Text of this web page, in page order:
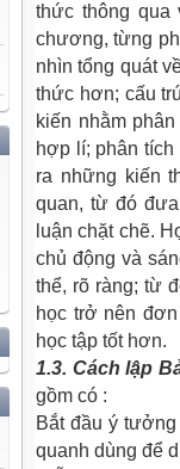
thức thông qua
chương, từng
nhìn tổng quát
thức hơn; cấu
kiến nhằm
hợp lí; phân
ra những kiến
quan, từ đó
luận chặt chẽ.
chủ động và
thể, rõ ràng; từ
học trở nên
học tập tốt hơn.
1.3. Cách lập
gồm có :
Bắt đầu ý
quanh dùng để